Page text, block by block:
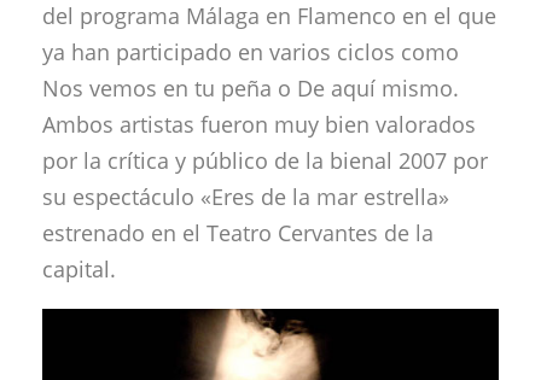
del programa Málaga en Flamenco en el que
ya han participado en varios ciclos como
Nos vemos en tu peña o De aquí mismo.
Ambos artistas fueron muy bien valorados
por la crítica y público de la bienal 2007 por
su espectáculo «Eres de la mar estrella»
estrenado en el Teatro Cervantes de la
capital.